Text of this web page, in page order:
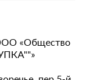
«Общество